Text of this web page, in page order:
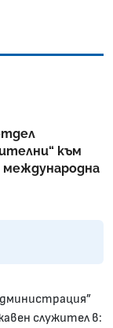
към
международна
служител в: